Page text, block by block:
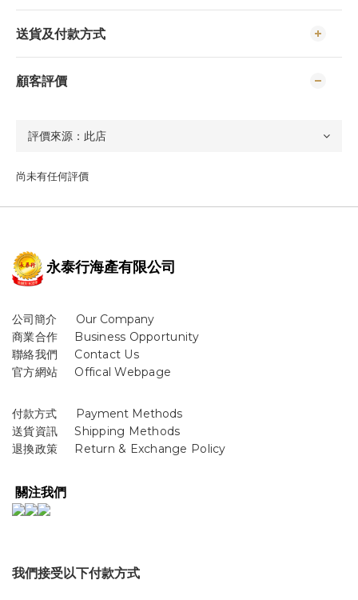
送貨及付款方式
顧客評價
尚未有任何評價
永泰行海產有限公司
公司簡介 Our Company
商業合作 Business Opportunity
聯絡我們 Contact Us
官方網站 Offical Webpage
付款方式 Payment Methods
送貨資訊
Shipping Methods
退換政策 Return & Exchange Policy
關注我們
我們接受以下付款方式